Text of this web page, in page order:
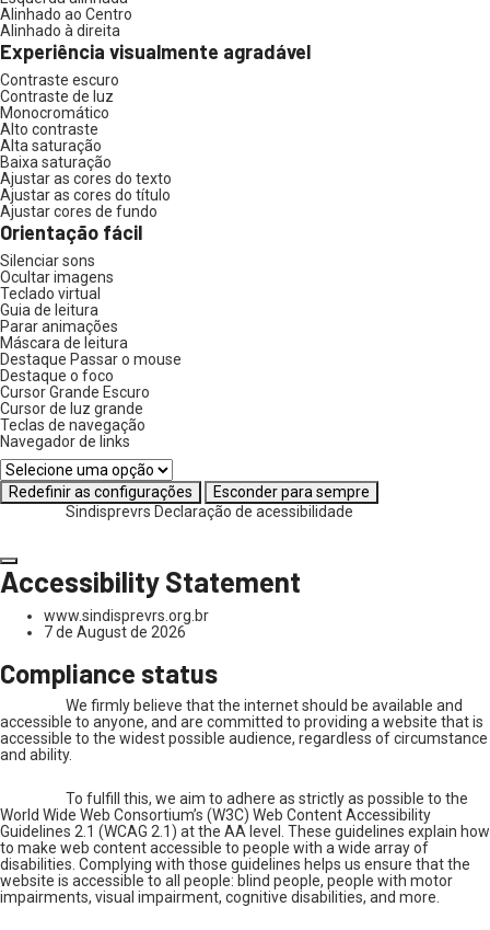
Alinhado ao Centro
Alinhado à direita
Experiência visualmente agradável
Contraste escuro
Contraste de luz
Monocromático
Alto contraste
Alta saturação
Baixa saturação
Ajustar as cores do texto
Ajustar as cores do título
Ajustar cores de fundo
Orientação fácil
Silenciar sons
Ocultar imagens
Teclado virtual
Guia de leitura
Parar animações
Máscara de leitura
Destaque Passar o mouse
Destaque o foco
Cursor Grande Escuro
Cursor de luz grande
Teclas de navegação
Navegador de links
Redefinir as configurações
Esconder para sempre
Sindisprevrs Declaração de acessibilidade
Accessibility Statement
www.sindisprevrs.org.br
7 de August de 2026
Compliance status
We firmly believe that the internet should be available and
accessible to anyone, and are committed to providing a website that is
accessible to the widest possible audience, regardless of circumstance
and ability.
To fulfill this, we aim to adhere as strictly as possible to the
World Wide Web Consortium’s (W3C) Web Content Accessibility
Guidelines 2.1 (WCAG 2.1) at the AA level. These guidelines explain how
to make web content accessible to people with a wide array of
disabilities. Complying with those guidelines helps us ensure that the
website is accessible to all people: blind people, people with motor
impairments, visual impairment, cognitive disabilities, and more.